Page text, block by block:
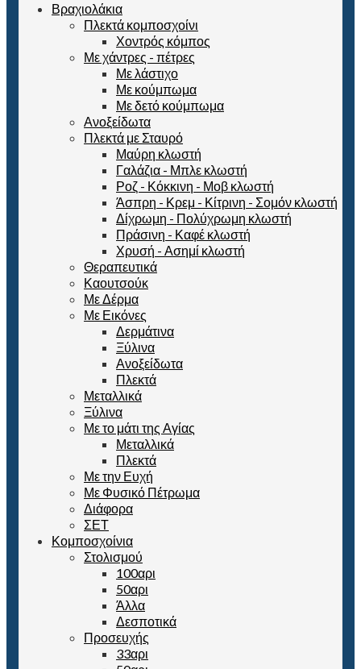
Βραχιολάκια
Πλεκτά κομποσχοίνι
Χοντρός κόμπος
Με χάντρες - πέτρες
Με λάστιχο
Με κούμπωμα
Με δετό κούμπωμα
Ανοξείδωτα
Πλεκτά με Σταυρό
Μαύρη κλωστή
Γαλάζια - Μπλε κλωστή
Ροζ - Κόκκινη - Μοβ κλωστή
Άσπρη - Κρεμ - Κίτρινη - Σομόν κλωστή
Δίχρωμη - Πολύχρωμη κλωστή
Πράσινη - Καφέ κλωστή
Χρυσή - Ασημί κλωστή
Θεραπευτικά
Καουτσούκ
Με Δέρμα
Με Εικόνες
Δερμάτινα
Ξύλινα
Ανοξείδωτα
Πλεκτά
Μεταλλικά
Ξύλινα
Με το μάτι της Αγίας
Μεταλλικά
Πλεκτά
Με την Ευχή
Με Φυσικό Πέτρωμα
Διάφορα
ΣΕΤ
Κομποσχοίνια
Στολισμού
100αρι
50αρι
Άλλα
Δεσποτικά
Προσευχής
33αρι